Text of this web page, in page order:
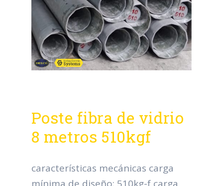
Poste fibra de vidrio
8 metros 510kgf
características mecánicas carga
mínima de diseño: 510kg-f carga